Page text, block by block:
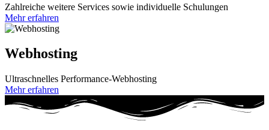
Zahlreiche weitere Services sowie individuelle Schulungen
Mehr erfahren
Webhosting
Ultraschnelles Performance-Webhosting
Mehr erfahren